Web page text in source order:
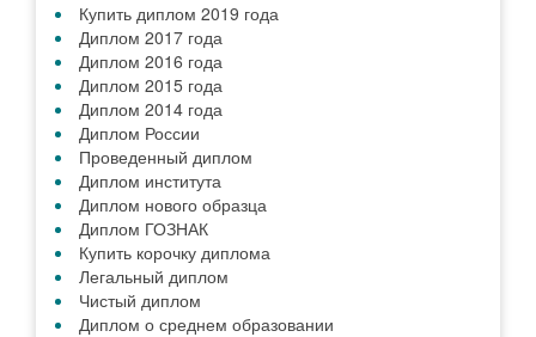
Купить диплом 2019 года
Диплом 2017 года
Диплом 2016 года
Диплом 2015 года
Диплом 2014 года
Диплом России
Проведенный диплом
Диплом института
Диплом нового образца
Диплом ГОЗНАК
Купить корочку диплома
Легальный диплом
Чистый диплом
Диплом о среднем образовании